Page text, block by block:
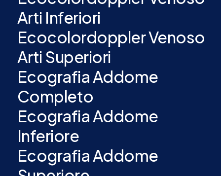
Arti Inferiori
Ecocolordoppler Venoso
Arti Superiori
Ecografia Addome
Completo
Ecografia Addome
Inferiore
Ecografia Addome